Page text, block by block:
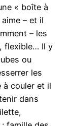
« boîte à
– et il
– les
flexible… Il y
ou
les
à couler et il
dans